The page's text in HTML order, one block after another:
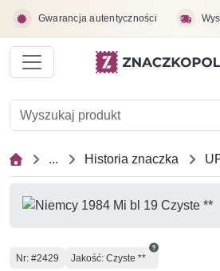
Gwarancja autentyczności
... Historia znaczka
Numer
Nr: #2429 Jakość: Czyste **